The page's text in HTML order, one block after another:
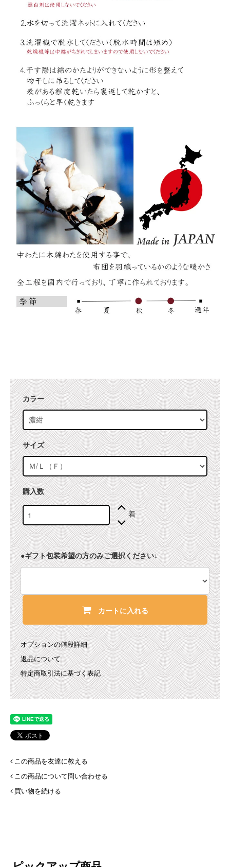
カラー
サイズ
購入数
着
●ギフト包装希望の方のみご選択ください↓
カートに入れる
オプションの値段詳細
返品について
特定商取引法に基づく表記
この商品を友達に教える
この商品について問い合わせる
買い物を続ける